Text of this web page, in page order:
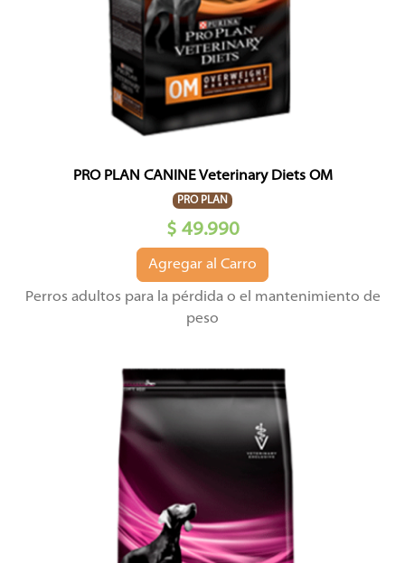
PRO PLAN CANINE Veterinary Diets OM
PRO PLAN
$ 49.990
Agregar al Carro
Perros adultos para la pérdida o el mantenimiento de
peso